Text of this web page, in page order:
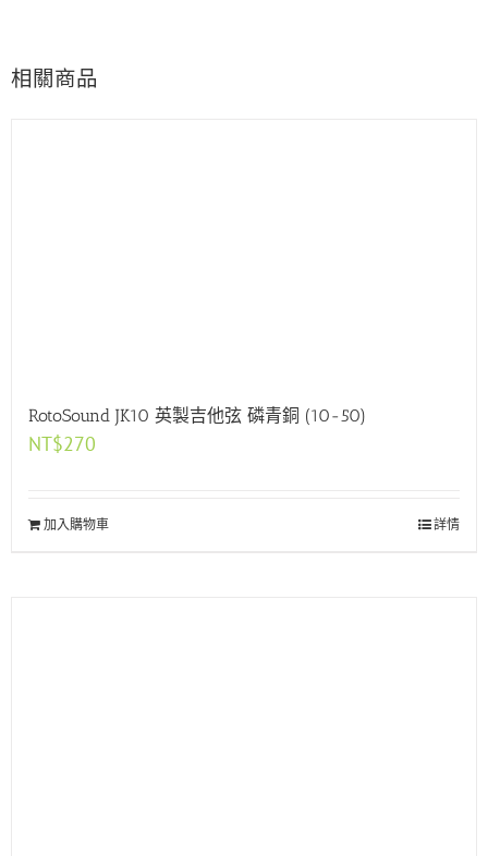
相關商品
RotoSound JK10 英製吉他弦 磷青銅 (10-50)
NT$270
加入購物車 詳情